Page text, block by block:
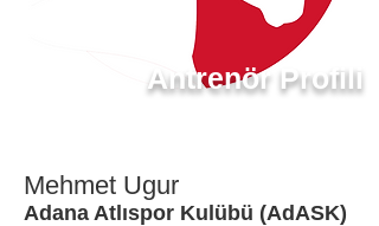
Antrenör Profili
Mehmet Ugur
Adana Atlıspor Kulübü (AdASK)